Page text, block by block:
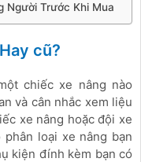
Người Trước Khi Mua
cũ?
chiếc xe nâng nào
và cân nhắc xem liệu
xe nâng hoặc đội xe
loại xe nâng bạn
kiện đính kèm bạn có